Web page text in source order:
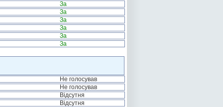
За
За
За
За
За
За
Не голосував
Не голосував
Відсутня
Відсутня